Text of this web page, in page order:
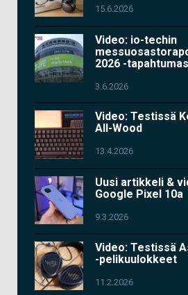
15.6.2026
Video: io-techin
2026 -
3.6.2026
Video: Testissä
All-Wood
13.4.2026
Uusi artikkeli &
Google Pixel 10a
9.3.2026
Video: Testissä
-pelikuulokkeet
11.2.2026